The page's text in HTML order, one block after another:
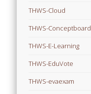
THWS-Cloud
THWS-Conceptboard
THWS-E-Learning
THWS-EduVote
THWS-evaexam